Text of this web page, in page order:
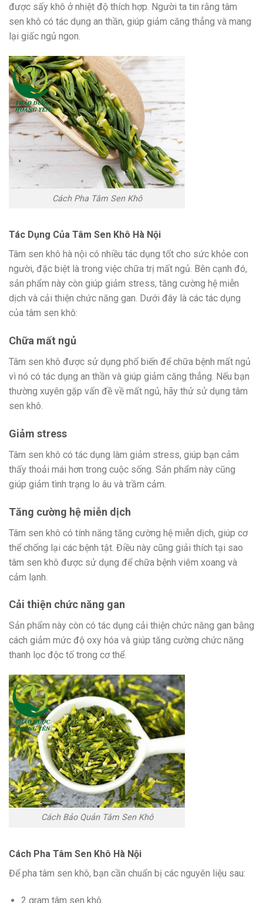
được sấy khô ở nhiệt độ thích hợp. Người ta tin rằng tâm
sen khô có tác dụng an thần, giúp giảm căng thẳng và mang
lại giấc ngủ ngon.
Cách Pha Tâm Sen Khô
Tác Dụng Của Tâm Sen Khô Hà Nội
Tâm sen khô hà nội có nhiều tác dụng tốt cho sức khỏe con
người, đặc biệt là trong việc chữa trị mất ngủ. Bên cạnh đó,
sản phẩm này còn giúp giảm stress, tăng cường hệ miễn
dịch và cải thiện chức năng gan. Dưới đây là các tác dụng
của tâm sen khô:
Chữa mất ngủ
Tâm sen khô được sử dụng phổ biến để chữa bệnh mất ngủ
vì nó có tác dụng an thần và giúp giảm căng thẳng. Nếu bạn
thường xuyên gặp vấn đề về mất ngủ, hãy thử sử dụng tâm
sen khô.
Giảm stress
Tâm sen khô có tác dụng làm giảm stress, giúp bạn cảm
thấy thoải mái hơn trong cuộc sống. Sản phẩm này cũng
giúp giảm tình trạng lo âu và trầm cảm.
Tăng cường hệ miễn dịch
Tâm sen khô có tính năng tăng cường hệ miễn dịch, giúp cơ
thể chống lại các bệnh tật. Điều này cũng giải thích tại sao
tâm sen khô được sử dụng để chữa bệnh viêm xoang và
cảm lạnh.
Cải thiện chức năng gan
Sản phẩm này còn có tác dụng cải thiện chức năng gan bằng
cách giảm mức độ oxy hóa và giúp tăng cường chức năng
thanh lọc độc tố trong cơ thể.
Cách Bảo Quản Tâm Sen Khô
Cách Pha Tâm Sen Khô Hà Nội
Để pha tâm sen khô, bạn cần chuẩn bị các nguyên liệu sau:
2 gram tâm sen khô